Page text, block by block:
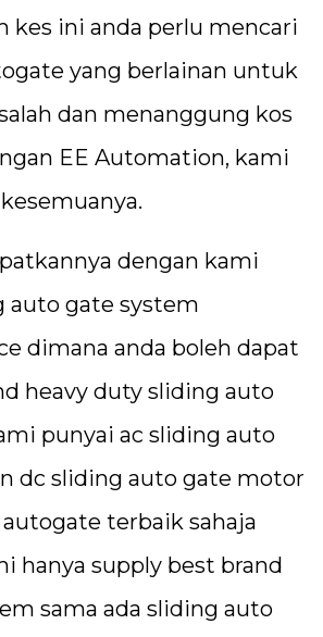
kes ini anda perlu mencari
yang berlainan untuk
dan menanggung kos
EE Automation, kami
dengan kami
auto gate system
dimana anda boleh dapat
heavy duty sliding auto
punyai ac sliding auto
dc sliding auto gate motor
terbaik sahaja
hanya supply best brand
sama ada sliding auto